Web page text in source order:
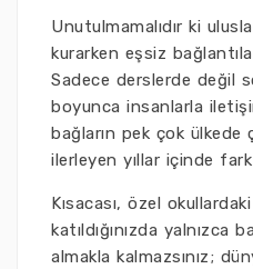
Unutulmamalıdır ki
kurarken eşsiz
Sadece derslerde değil
boyunca insanlarla
bağların pek çok ülkede
ilerleyen yıllar içinde
Kısacası, özel
katıldığınızda yalnızca
almakla kalmazsınız;